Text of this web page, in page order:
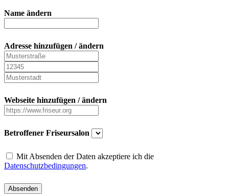
Name ändern
Adresse hinzufügen / ändern
Webseite hinzufügen / ändern
Betroffener Friseursalon
Mit Absenden der Daten akzeptiere ich die
Datenschutzbedingungen.
Absenden